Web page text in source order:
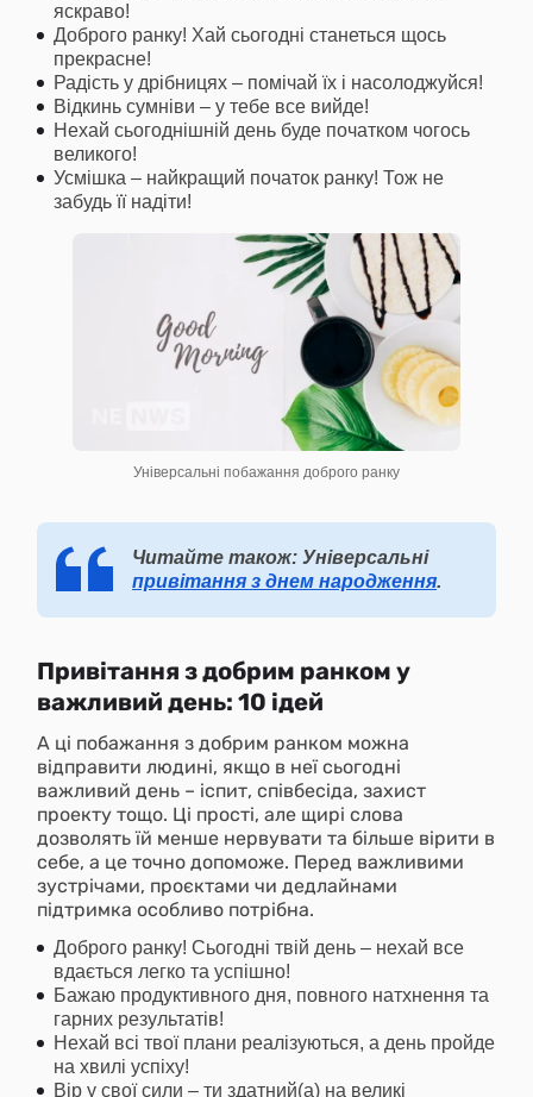
яскраво!
Доброго ранку! Хай сьогодні станеться щось
прекрасне!
Радість у дрібницях – помічай їх і насолоджуйся!
Відкинь сумніви – у тебе все вийде!
Нехай сьогоднішній день буде початком чогось
великого!
Усмішка – найкращий початок ранку! Тож не
забудь її надіти!
Універсальні побажання доброго ранку
Читайте також: Універсальні
привітання з днем народження.
Привітання з добрим ранком у
важливий день: 10 ідей
А ці побажання з добрим ранком можна
відправити людині, якщо в неї сьогодні
важливий день – іспит, співбесіда, захист
проекту тощо. Ці прості, але щирі слова
дозволять їй менше нервувати та більше вірити в
себе, а це точно допоможе. Перед важливими
зустрічами, проєктами чи дедлайнами
підтримка особливо потрібна.
Доброго ранку! Сьогодні твій день – нехай все
вдається легко та успішно!
Бажаю продуктивного дня, повного натхнення та
гарних результатів!
Нехай всі твої плани реалізуються, а день пройде
на хвилі успіху!
Вір у свої сили – ти здатний(а) на великі